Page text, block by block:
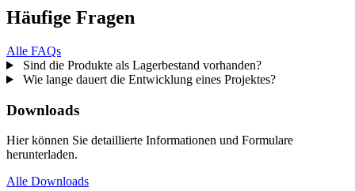
Häufige Fragen
Alle FAQs
Sind die Produkte als Lagerbestand vorhanden?
Wie lange dauert die Entwicklung eines Projektes?
Downloads
Hier können Sie detaillierte Informationen und Formulare
herunterladen.
Alle Downloads